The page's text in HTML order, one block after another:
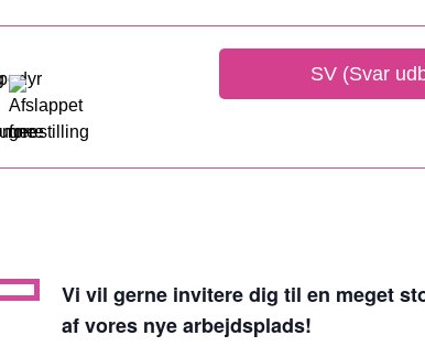
SV (Svar
Vi vil gerne invitere dig til en meget
af vores nye arbejdsplads!